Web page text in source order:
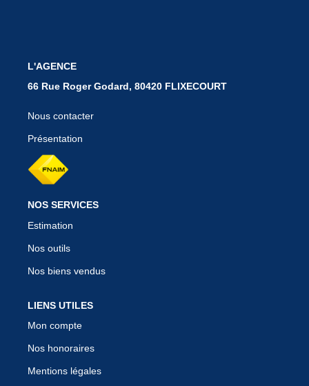
L'AGENCE
66 Rue Roger Godard, 80420 FLIXECOURT
Nous contacter
Présentation
NOS SERVICES
Estimation
Nos outils
Nos biens vendus
LIENS UTILES
Mon compte
Nos honoraires
Mentions légales